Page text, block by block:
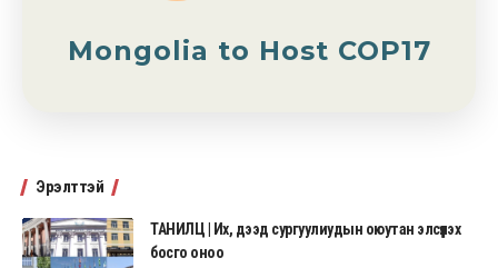
Mongolia to Host COP17
Эрэлттэй
ТАНИЛЦ | Их, дээд сургуулиудын оюутан элсүүлэх
босго оноо